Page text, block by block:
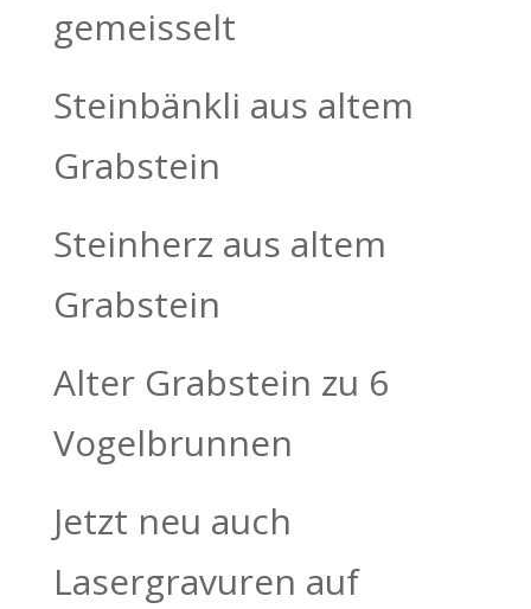
gemeisselt
Steinbänkli aus altem
Grabstein
Steinherz aus altem
Grabstein
Alter Grabstein zu 6
Vogelbrunnen
Jetzt neu auch
Lasergravuren auf